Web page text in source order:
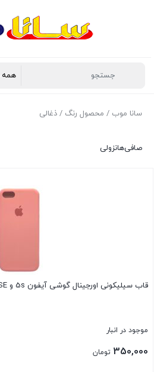
سانا موب / محصول رنگ / ذغالی
صافی‌هانزولی
قاب سیلیکونی اورجینال گوشی آیفون 5s و SE
موجود در انبار
350,000 تومان